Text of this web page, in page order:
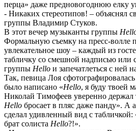
перца» даже предновогоднюю елку
- Никаких стереотипов! – объяснял
группы Владимир Стуков.
В этот вечер музыканты группы
Формальную съемку на пресс-волле
увлекательное шоу – каждый из
табличку со смешной надписью или
группы Hello и запечатлеться с ней
Так, певица Лоя
было написано «Hello, я буду твоей
Николай Тимофеев уверенно держал
Hello бросает в пляс даже панду». А
сделал удивленный вид с
брат солиста Hello?!».